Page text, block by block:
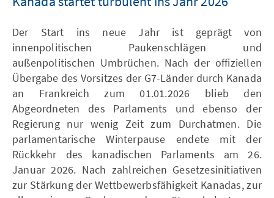
Der Start ins neue Jahr ist geprägt von
innenpolitischen Paukenschlägen und
außenpolitischen Umbrüchen. Nach der offiziellen
Übergabe des Vorsitzes der G7-Länder durch Kanada
an Frankreich zum 01.01.2026 blieb den
Abgeordneten des Parlaments und ebenso der
Regierung nur wenig Zeit zum Durchatmen. Die
parlamentarische Winterpause endete mit der
Rückkehr des kanadischen Parlaments am 26.
Januar 2026. Nach zahlreichen Gesetzesinitiativen
zur Stärkung der Wettbewerbsfähigkeit Kanadas, zur